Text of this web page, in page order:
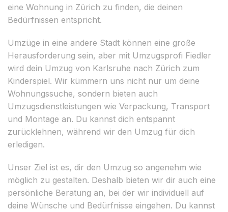
eine Wohnung in Zürich zu finden, die deinen
Bedürfnissen entspricht.
Umzüge in eine andere Stadt können eine große
Herausforderung sein, aber mit Umzugsprofi Fiedler
wird dein Umzug von Karlsruhe nach Zürich zum
Kinderspiel. Wir kümmern uns nicht nur um deine
Wohnungssuche, sondern bieten auch
Umzugsdienstleistungen wie Verpackung, Transport
und Montage an. Du kannst dich entspannt
zurücklehnen, während wir den Umzug für dich
erledigen.
Unser Ziel ist es, dir den Umzug so angenehm wie
möglich zu gestalten. Deshalb bieten wir dir auch eine
persönliche Beratung an, bei der wir individuell auf
deine Wünsche und Bedürfnisse eingehen. Du kannst